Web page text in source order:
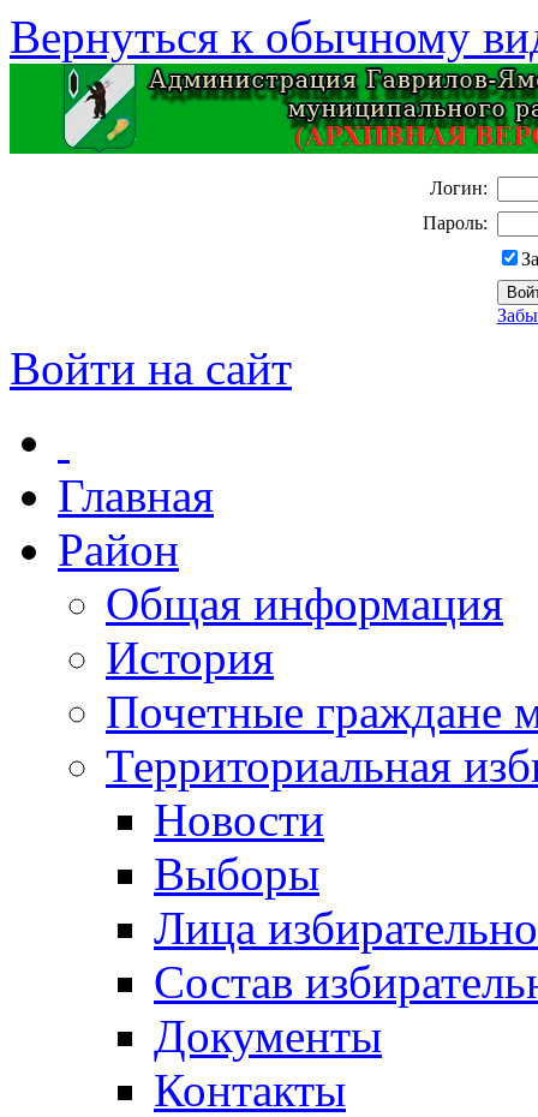
Вернуться к обычному
Логин:
Пароль:
Войти на сайт
Главная
Район
Общая информация
История
Почетные граждане
Территориальная
Новости
Выборы
Лица
Состав
Документы
Контакты